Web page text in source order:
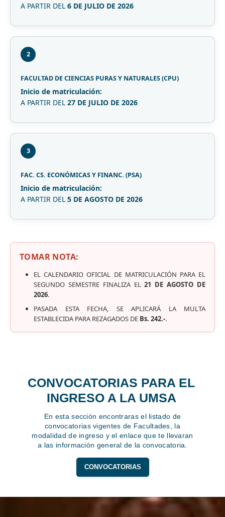
A PARTIR DEL 6 DE JULIO DE 2026
2
FACULTAD DE CIENCIAS PURAS Y NATURALES (CPU)
Inicio de matriculación:
A PARTIR DEL 27 DE JULIO DE 2026
3
FAC. CS. ECONÓMICAS Y FINANC. (PSA)
Inicio de matriculación:
A PARTIR DEL 5 DE AGOSTO DE 2026
TOMAR NOTA:
EL CALENDARIO OFICIAL DE MATRICULACIÓN PARA EL
SEGUNDO SEMESTRE FINALIZA EL21 DE AGOSTO DE
2026.
PASADA ESTA FECHA, SE APLICARÁ LA MULTA
ESTABLECIDA PARA REZAGADOS DE Bs. 242.-.
CONVOCATORIAS PARA EL
INGRESO A LA UMSA
En esta sección encontraras el listado de
convocatorias vigentes de Facultades, la
modalidad de ingreso y el enlace que te llevaran
a las información general de la convocatoria.
CONVOCATORIAS